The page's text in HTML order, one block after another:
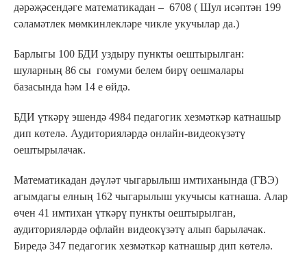
дәрәҗәсендәге математикадан – 6708 ( Шул исәптән 199
сәламәтлек мөмкинлекләре чикле укучылар да.)
Барлыгы 100 БДИ уздыру пункты оештырылган:
шуларның 86 сы гомуми белем бирү оешмалары
базасында һәм 14 е өйдә.
БДИ үткәрү эшендә 4984 педагогик хезмәткәр катнашыр
дип көтелә. Аудиторияләрдә онлайн-видеокүзәтү
оештырылачак.
Математикадан дәүләт чыгарылыш имтиханында (ГВЭ)
агымдагы елның 162 чыгарылыш укучысы катнаша. Алар
өчен 41 имтихан үткәрү пункты оештырылган,
аудиторияләрдә офлайн видеокүзәтү алып барылачак.
Биредә 347 педагогик хезмәткәр катнашыр дип көтелә.